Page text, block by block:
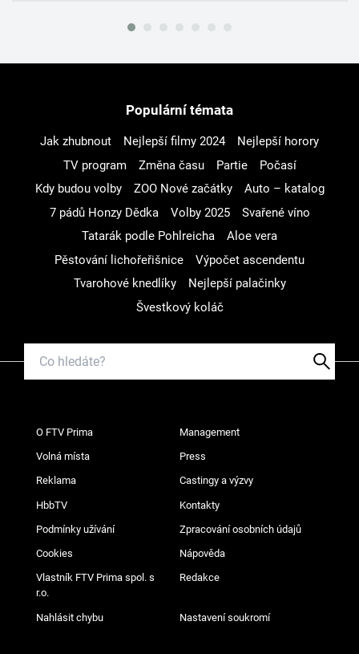
Populární témata
Jak zhubnout Nejlepší filmy 2024
Nejlepší horory
TV program
Změna času Partie
Počasí
Kdy budou volby
ZOO Nové začátky
Auto – katalog
7 pádů Honzy Dědka
Volby 2025
Svařené víno
Tatarák podle Pohlreicha
Aloe vera
Pěstování lichořeřišnice
Výpočet ascendentu
Tvarohové knedlíky
Nejlepší palačinky
Švestkový koláč
O FTV Prima Management
Volná místa Press
Reklama Castingy a výzvy
HbbTV Kontakty
Podmínky užívání Zpracování osobních údajů
Cookies Nápověda
Vlastník FTV Prima spol. s
r.o.
Redakce
Nahlásit chybu Nastavení soukromí